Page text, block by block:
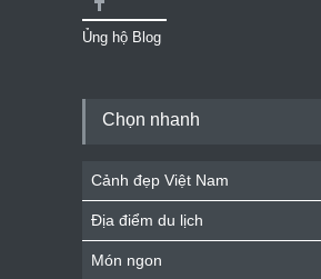
Ủng hộ Blog
Chọn nhanh
Cảnh đẹp Việt Nam
Địa điểm du lịch
Món ngon